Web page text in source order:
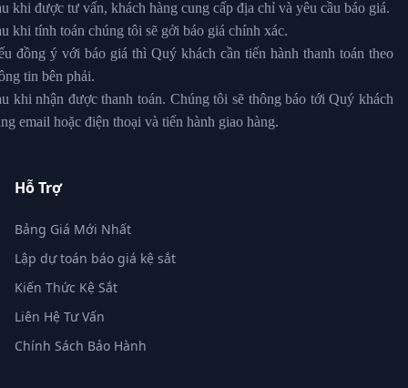
khi được tư vấn, khách hàng cung cấp địa chỉ và yêu cầu báo giá.
khi tính toán chúng tôi sẽ gởi báo giá chính xác.
đồng ý với báo giá thì Quý khách cần tiến hành thanh toán theo
tin bên phải.
khi nhận được thanh toán. Chúng tôi sẽ thông báo tới Quý khách
email hoặc điện thoại và tiến hành giao hàng.
Hỗ Trợ
Bảng Giá Mới Nhất
Lập dự toán báo giá kệ sắt
Kiến Thức Kệ Sắt
Liên Hệ Tư Vấn
Chính Sách Bảo Hành